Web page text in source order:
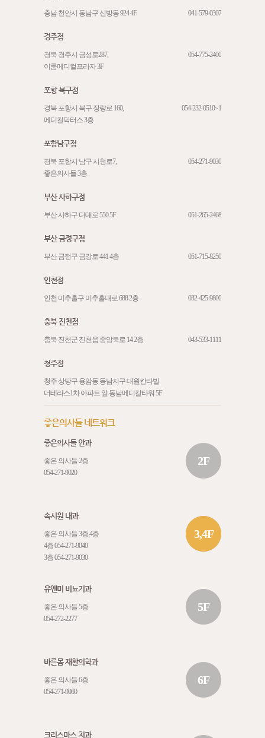
충남 천안시 동남구 신방동 924 4F 041-579-0307
경주점
경북 경주시 금성로287,
이룸메디컬프라자 3F
054-775-2400
포항 북구점
경북 포항시 북구 장량로 160,
메디컬닥터스 3층
054-232-0510~1
포항남구점
경북 포항시 남구 시청로7,
좋은의사들 3층
054-271-9030
부산 사하구점
부산 사하구 다대로 550 5F 051-265-2468
부산 금정구점
부산 금정구 금강로 441 4층 051-715-8250
인천점
인천 미추홀구 미추홀대로 688 2층 032-425-9800
충북 진천점
충북 진천군 진천읍 중앙북로 14 2층 043-533-1111
청주점
청주 상당구 용암동 동남지구 대원칸타빌
더테라스1차 아파트 앞 동남메디칼타워 5F
좋은의사들 네트워크
좋은의사들 안과
좋은 의사들 2층
054-271-9020
2F
속시원 내과
좋은 의사들 3층,4층
4층054-271-9040
3층054-271-9030
3,4F
유앤미 비뇨기과
좋은 의사들 5층
054-272-2277
5F
바른몸 재활의학과
좋은 의사들 6층
054-271-9060
6F
크리스마스 치과